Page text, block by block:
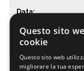
Data:
Questo sito
cookie
Questo sito web
migliorare la tua